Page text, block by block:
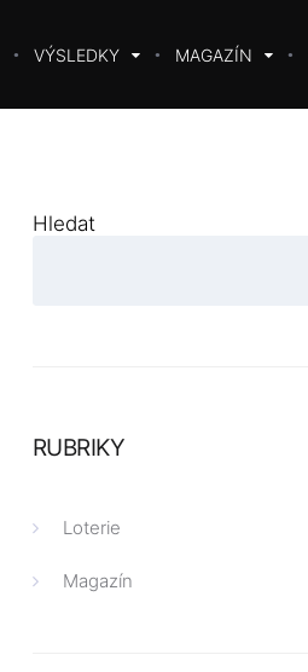
VÝSLEDKY MAGAZÍN
Hledat
RUBRIKY
Loterie
Magazín